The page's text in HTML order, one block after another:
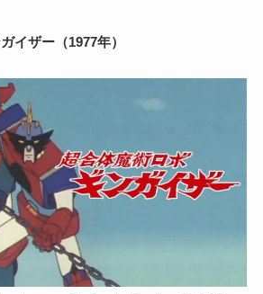
イザー（1977年）